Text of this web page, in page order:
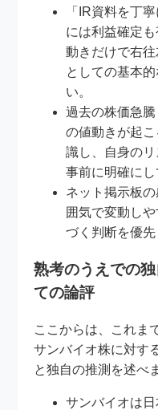
「IR資料を丁
には利益確定
動きだけで右
としての基本
い。
過去の株価急
の値動きが起
識し、自身の
事前に明確にし
ネット掲示板
囲気で変動し
づく判断を優先
熟考のうえでの
ての論評
ここからは、これま
サンバイオ株に対す
と独自の推測を述べ
サンバイオは